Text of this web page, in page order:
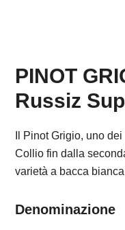
PINOT
Russiz
Il Pinot Grigio, uno
Collio fin dalla
varietà a bacca
Denominazione